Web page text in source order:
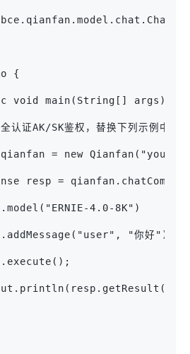
{
void main(String[] args) {
认证AK/SK鉴权，替换下列示例中
= new
resp =
4.0-8K")
"你好")